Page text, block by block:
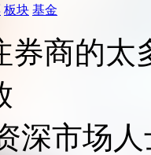
板块 基金
券商的太
深市场人